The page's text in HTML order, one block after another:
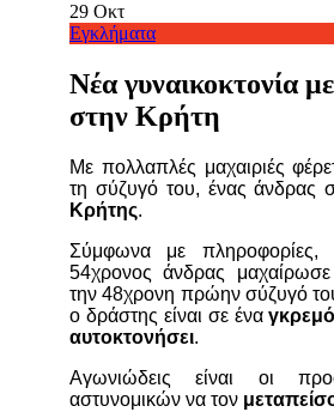
29 Οκτ
Εγκλήματα
Νέα γυναικοκτονία
στην Κρήτη
Με πολλαπλές μαχαιριές
τη σύζυγό του, ένας άνδρας
Κρήτης.
Σύμφωνα με
54χρονος άνδρας μαχαίρωσε
την 48χρονη πρώην σύζυγό
ο δράστης είναι σε έναγκρεμό
αυτοκτονήσει.
Αγωνιώδεις είναι οι
αστυνομικών να τον